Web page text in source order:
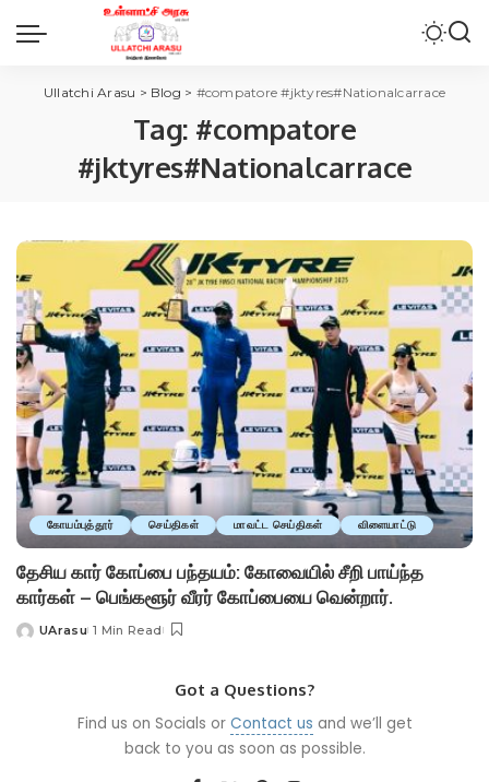
Ullatchi Arasu > Blog > #compatore #jktyres#Nationalcarrace
Tag: #compatore
#jktyres#Nationalcarrace
கோயம்புத்தூர் செய்திகள் மாவட்ட செய்திகள் விளையாட்டு
தேசிய கார் கோப்பை பந்தயம்: கோவையில் சீறி பாய்ந்த
கார்கள் – பெங்களூர் வீரர் கோப்பையை வென்றார்.
Posted
UArasu 1 Min Read
Got a Questions?
Find us on Socials or Contact us and we’ll get
back to you as soon as possible.